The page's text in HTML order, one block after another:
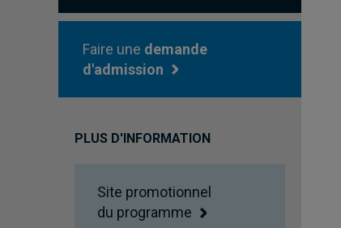
Faire une demande
d'admission
PLUS D'INFORMATION
Site promotionnel
du programme